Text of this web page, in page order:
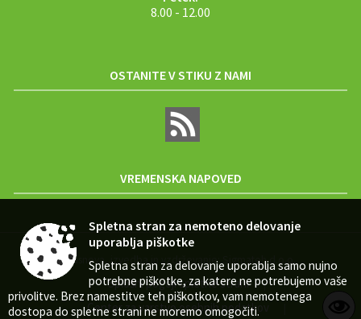
8.00 - 12.00
OSTANITE V STIKU Z NAMI
VREMENSKA NAPOVED
Zasnova, izvedba in vzdrževanje: Sigmateh d.o.o.
Splošni pogoji spletne strani |
Center za varstvo osebnih podatkov
Spletna stran za nemoteno delovanje
uporablja piškotke
Spletna stran za delovanje uporablja samo nujno
potrebne piškotke, za katere ne potrebujemo vaše
privolitve. Brez namestitve teh piškotkov, vam nemotenega
dostopa do spletne strani ne moremo omogočiti.